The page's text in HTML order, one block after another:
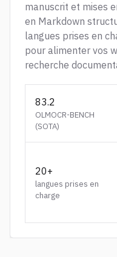
manuscrit et mises
en Markdown
langues prises en
pour alimenter vos
recherche
83.2
OLMOCR-BENCH
(SOTA)
20+
langues prises en
charge